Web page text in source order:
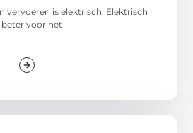
vervoeren is elektrisch. Elektrisch
beter voor het